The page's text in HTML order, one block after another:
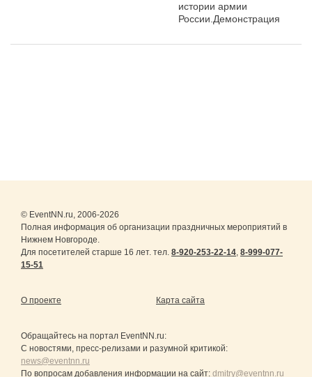
истории армии
России.Демонстрация
солдат от ВОВ до
© EventNN.ru, 2006-2026
Полная информация об организации праздничных мероприятий в
Нижнем Новгороде.
Для посетителей старше 16 лет. тел. 8-920-253-22-14, 8-999-077-
15-51
О проекте Карта сайта
Обращайтесь на портал EventNN.ru:
С новостями, пресс-релизами и разумной критикой:
news@eventnn.ru
По вопросам добавления информации на сайт: dmitry@eventnn.ru